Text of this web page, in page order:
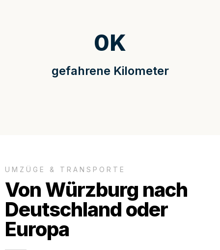
gefahrene Kilometer
0K
UMZÜGE & TRANSPORTE
Von Würzburg nach
Deutschland oder
Europa